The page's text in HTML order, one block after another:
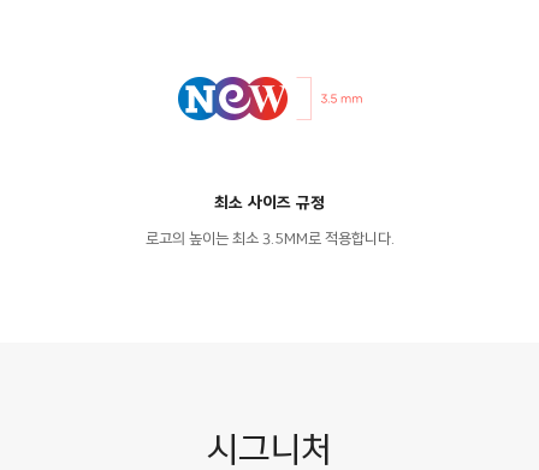
최소 사이즈 규정
로고의 높이는 최소 3.5MM로 적용합니다.
시그니처